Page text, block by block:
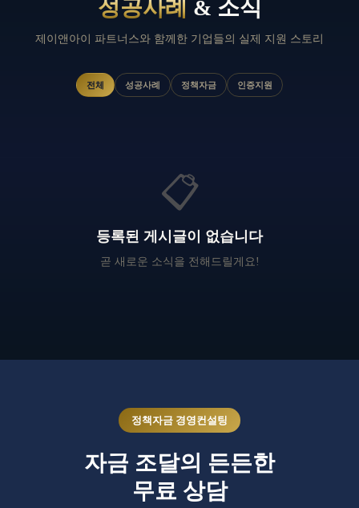
성공사례 & 소식
제이앤아이 파트너스와 함께한 기업들의 실제 지원 스토리
전체 성공사례 정책자금 인증지원
📋
등록된 게시글이 없습니다
곧 새로운 소식을 전해드릴게요!
정책자금 경영컨설팅
자금 조달의 든든한
무료 상담